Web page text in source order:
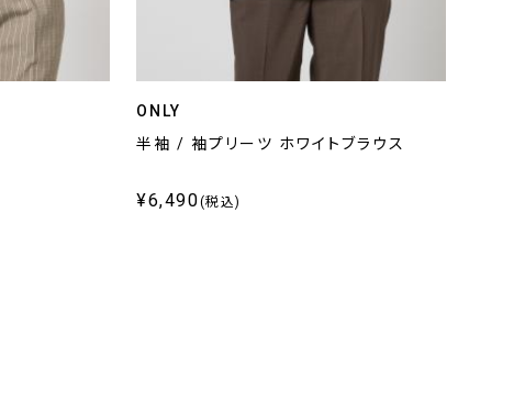
ONLY
半袖 / 袖プリーツ ホワイトブラウス
¥6,490(税込)